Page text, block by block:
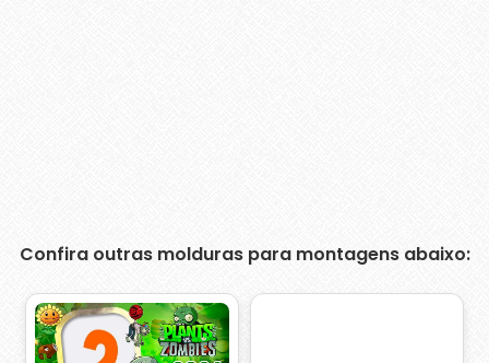
Confira outras molduras para montagens abaixo: